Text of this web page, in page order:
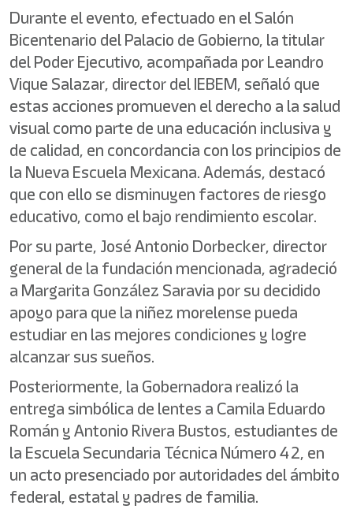
Durante el evento, efectuado en el Salón
Bicentenario del Palacio de Gobierno, la titular
del Poder Ejecutivo, acompañada por Leandro
Vique Salazar, director del IEBEM, señaló que
estas acciones promueven el derecho a la salud
visual como parte de una educación inclusiva y
de calidad, en concordancia con los principios de
la Nueva Escuela Mexicana. Además, destacó
que con ello se disminuyen factores de riesgo
educativo, como el bajo rendimiento escolar.
Por su parte, José Antonio Dorbecker, director
general de la fundación mencionada, agradeció
a Margarita González Saravia por su decidido
apoyo para que la niñez morelense pueda
estudiar en las mejores condiciones y logre
alcanzar sus sueños.
Posteriormente, la Gobernadora realizó la
entrega simbólica de lentes a Camila Eduardo
Román y Antonio Rivera Bustos, estudiantes de
la Escuela Secundaria Técnica Número 42, en
un acto presenciado por autoridades del ámbito
federal, estatal y padres de familia.